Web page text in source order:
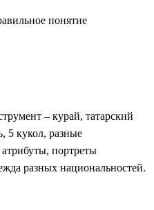
понятие
– курай, татарский
5 кукол, разные
портреты
разных национальностей.